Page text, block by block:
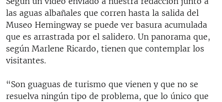
480p
720p
1080p
las aguas albañales que corren hasta la salida del
Museo Hemingway se puede ver basura acumulada
que es arrastrada por el salidero. Un panorama que,
según Marlene Ricardo, tienen que contemplar los
visitantes.
“Son guaguas de turismo que vienen y que no se
resuelva ningún tipo de problema, que lo único que